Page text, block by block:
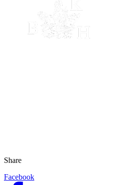
Share
Facebook